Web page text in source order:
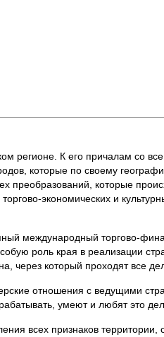
регионе. К его причалам со
которые по своему
преобразований, которые
экономических и
международный торгово-
роль края в реализации
через который проходят все
отношения с ведущими
умеют и любят это
всех признаков территории,